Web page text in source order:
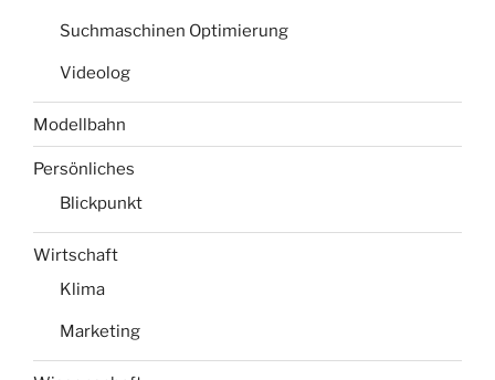
Suchmaschinen Optimierung
Videolog
Modellbahn
Persönliches
Blickpunkt
Wirtschaft
Klima
Marketing